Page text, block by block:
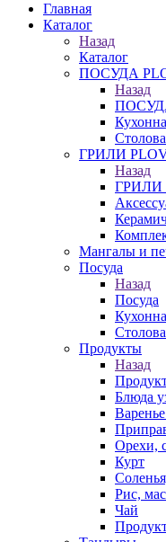
Главная
Каталог
Назад
Каталог
ПОСУДА
Назад
ГРИЛИ
Назад
ГРИЛИ
Мангалы и
Посуда
Назад
Посуда
Продукты
Назад
Блюда
Орехи,
Курт
Рис,
Чай